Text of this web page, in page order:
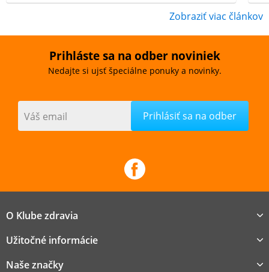
Zobraziť viac článkov
Prihláste sa na odber noviniek
Nedajte si ujsť špeciálne ponuky a novinky.
Váš email
O Klube zdravia
Užitočné informácie
Naše značky